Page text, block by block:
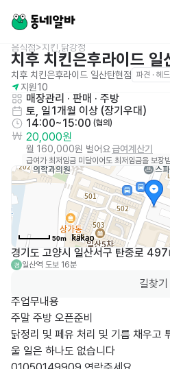
음식점>치킨,닭강정
치후 치킨은후라이드 일
치후 치킨은후라이드 일산탄현점 파견 · 헤
지원10
매장관리 · 판매 · 주방
토, 일 1개월 이상 (장기우대)
14:00~15:00 (협의)
20,000원
월 160,000원 벌어요급여계산기
급여가 최저임금 미달이어도 최저임금을 보장
50m
경기도 고양시 일산서구 탄중로 497
경 일산역 도보 16분
길찾기
주업무내용
주말 주방 오픈준비
닭정리 및 페유 처리 및 기름 채우고
울 일은 하나도 없습니다